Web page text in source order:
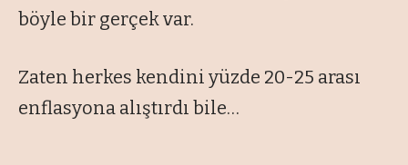
böyle bir gerçek var.
Zaten herkes kendini yüzde 20-25 arası
enflasyona alıştırdı bile…